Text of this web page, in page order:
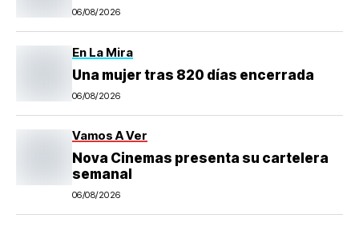
06/08/2026
En La Mira
Una mujer tras 820 días encerrada
06/08/2026
Vamos A Ver
Nova Cinemas presenta su cartelera
semanal
06/08/2026